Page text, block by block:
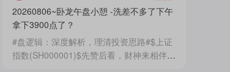
20260806~卧龙午盘小憩 -洗差不多了下午
拿下3900点了？
#盘逻辑：深度解析，理清投资思路#$上证
指数(SH000001)$先赞后看，财神来相伴！